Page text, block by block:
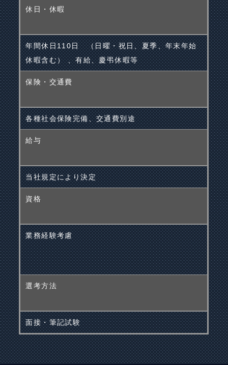
休日・休暇
年間休日110日 （日曜・祝日、夏季、年末年始
休暇含む） 、有給、慶弔休暇等
保険・交通費
各種社会保険完備、交通費別途
給与
当社規定により決定
資格
業務経験考慮
選考方法
面接・筆記試験